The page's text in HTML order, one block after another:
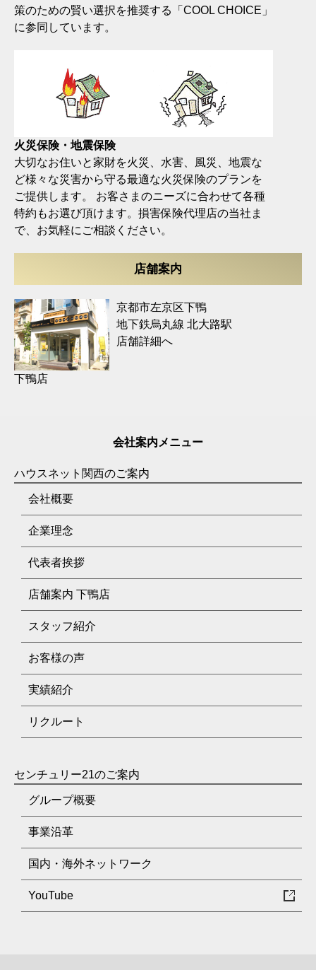
策のための賢い選択を推奨する「COOL CHOICE」
に参同しています。
火災保険・地震保険
大切なお住いと家財を火災、水害、風災、地震な
ど様々な災害から守る最適な火災保険のプランを
ご提供します。 お客さまのニーズに合わせて各種
特約もお選び頂けます。損害保険代理店の当社ま
で、お気軽にご相談ください。
店舗案内
下鴨店
京都市左京区下鴨
地下鉄烏丸線 北大路駅
店舗詳細へ
会社案内メニュー
ハウスネット関西のご案内
会社概要
企業理念
代表者挨拶
店舗案内 下鴨店
スタッフ紹介
お客様の声
実績紹介
リクルート
センチュリー21のご案内
グループ概要
事業沿革
国内・海外ネットワーク
YouTube